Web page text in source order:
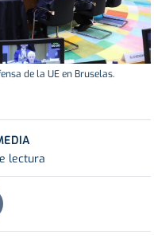
de la UE en Bruselas.
lectura